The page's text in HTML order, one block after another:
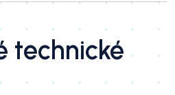
technické